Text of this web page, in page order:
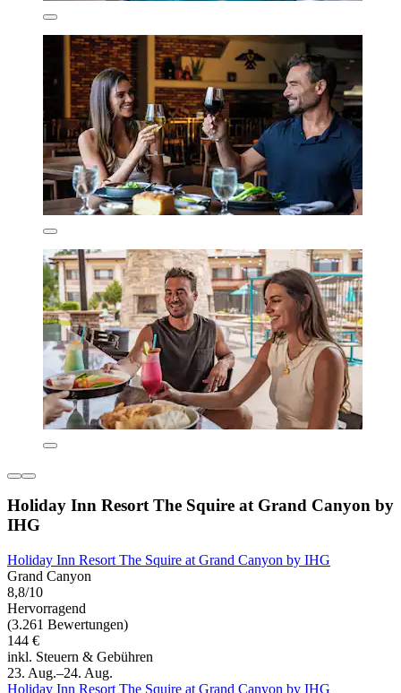
Holiday Inn Resort The Squire at Grand Canyon by
IHG
Holiday Inn Resort The Squire at Grand Canyon by IHG
Grand Canyon
8,8/10
Hervorragend
(3.261 Bewertungen)
144 €
inkl. Steuern & Gebühren
23. Aug.–24. Aug.
Holiday Inn Resort The Squire at Grand Canyon by IHG